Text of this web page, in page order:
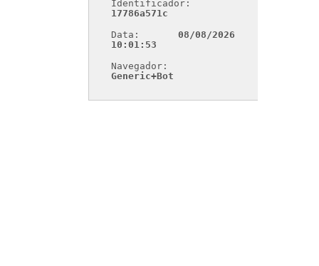
17786a571c
Data:
08/08/2026
10:01:53
Generic+Bot